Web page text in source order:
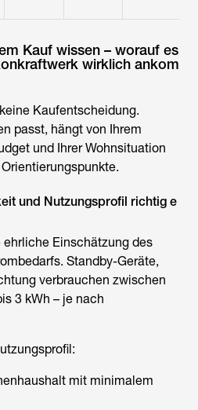
Kauf wissen – worauf es
wirklich ankom
Kaufentscheidung.
passt, hängt von Ihrem
und Ihrer Wohnsituation
und Nutzungsprofil richtig e
Einschätzung des
Standby-Geräte,
verbrauchen zwischen
3 kWh – je nach
mit minimalem